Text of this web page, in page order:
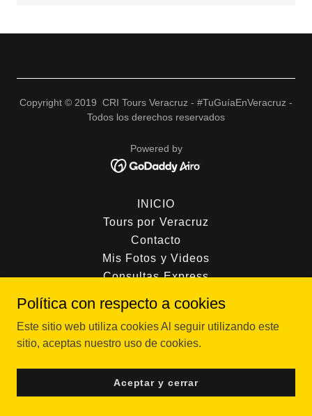
Copyright © 2019 CRI Tours Veracruz - #TuGuíaEnVeracruz -
Todos los derechos reservados
Powered by
INICIO
Tours por Veracruz
Contacto
Mis Fotos y Videos
Consultas Express
Tu Guía Virtual
Política de privacidad
Términos y condiciones
RFA HOTELES
Política con respecto a cookies
Este sitio web utiliza cookies Al seguir utilizando este
sitio, aceptas nuestro uso de cookies.
Aceptar y cerrar